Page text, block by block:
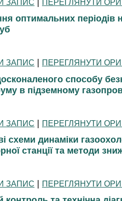
ЗАПИС ПЕРЕГЛЯНУТИ
оптимальних періодів
ЗАПИС | ПЕРЕГЛЯНУТИ
способу
в підземному
ЗАПИС | ПЕРЕГЛЯНУТИ
схеми динаміки
станції та методи
ЗАПИС | ПЕРЕГЛЯНУТИ